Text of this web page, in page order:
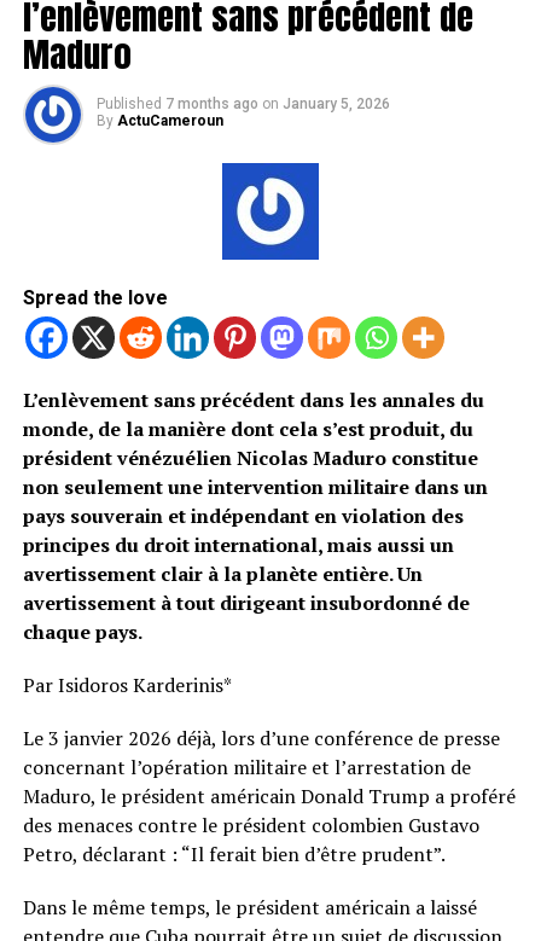
l’enlèvement sans précédent de
Maduro
Published 7 months ago on January 5, 2026
By ActuCameroun
Spread the love
L’enlèvement sans précédent dans les annales du
monde, de la manière dont cela s’est produit, du
président vénézuélien Nicolas Maduro constitue
non seulement une intervention militaire dans un
pays souverain et indépendant en violation des
principes du droit international, mais aussi un
avertissement clair à la planète entière. Un
avertissement à tout dirigeant insubordonné de
chaque pays.
Par Isidoros Karderinis*
Le 3 janvier 2026 déjà, lors d’une conférence de presse
concernant l’opération militaire et l’arrestation de
Maduro, le président américain Donald Trump a proféré
des menaces contre le président colombien Gustavo
Petro, déclarant : “Il ferait bien d’être prudent”.
Dans le même temps, le président américain a laissé